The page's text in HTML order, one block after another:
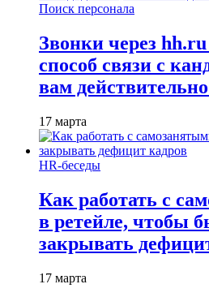
Поиск персонала
Звонки через
способ связи с
вам
17 марта
HR-беседы
Как работать с
в ретейле, чтобы
закрывать
17 марта